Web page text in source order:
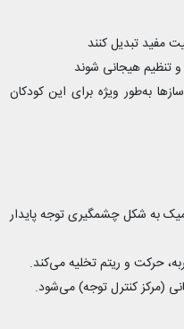
مفید تبدیل کنند
تنظیم هیجانی شوند
به‌طور ویژه برای این کودکان
به شکل چشمگیری توجه پایدار
حرکت و ریتم تخلیه می‌کند.
(مرکز کنترل توجه) می‌شود.